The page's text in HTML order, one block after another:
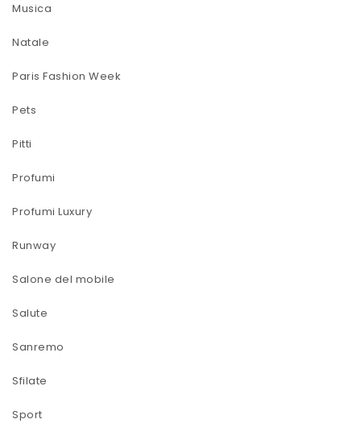
Musica
Natale
Paris Fashion Week
Pets
Pitti
Profumi
Profumi Luxury
Runway
Salone del mobile
Salute
Sanremo
Sfilate
Sport